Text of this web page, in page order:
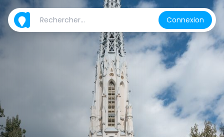
Connexion